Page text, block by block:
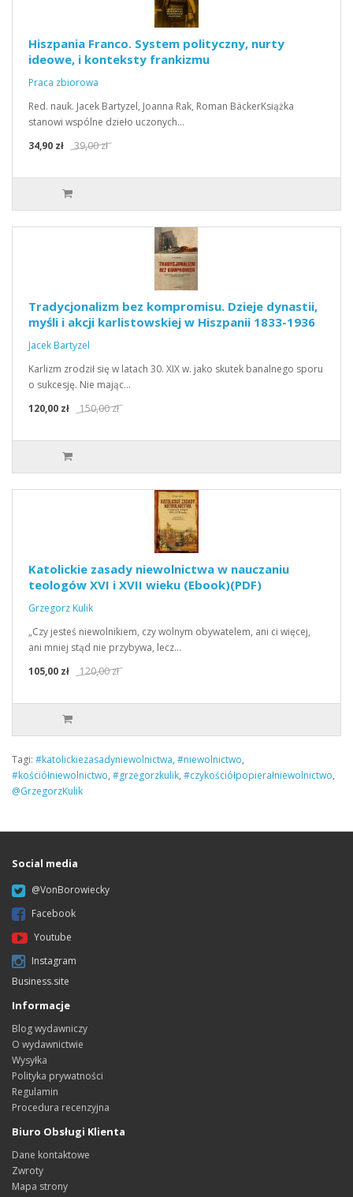
Hiszpania Franco. System polityczny, nurty
ideowe, i konteksty frankizmu
Praca zbiorowa
Red. nauk. Jacek Bartyzel, Joanna Rak, Roman BäckerKsiążka
stanowi wspólne dzieło uczonych…
34,90 zł
39,00 zł
Tradycjonalizm bez kompromisu. Dzieje dynastii,
myśli i akcji karlistowskiej w Hiszpanii 1833-1936
Jacek Bartyzel
Karlizm zrodził się w latach 30. XIX w. jako skutek banalnego sporu
o sukcesję. Nie mając…
120,00 zł
150,00 zł
Katolickie zasady niewolnictwa w nauczaniu
teologów XVI i XVII wieku (Ebook)(PDF)
Grzegorz Kulik
„Czy jesteś niewolnikiem, czy wolnym obywatelem, ani ci więcej,
ani mniej stąd nie przybywa, lecz…
105,00 zł
120,00 zł
Tagi: #katolickiezasadyniewolnictwa, #niewolnictwo,
#kościółniewolnictwo, #grzegorzkulik, #czykościółpopierałniewolnictwo,
@GrzegorzKulik
Social media
@VonBorowiecky
Facebook
Youtube
Instagram
Business.site
Informacje
Blog wydawniczy
O wydawnictwie
Wysyłka
Polityka prywatności
Regulamin
Procedura recenzyjna
Biuro Obsługi Klienta
Dane kontaktowe
Zwroty
Mapa strony